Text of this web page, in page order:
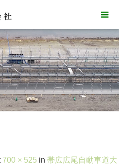
700 × 525 in 帯広広尾自動車道大